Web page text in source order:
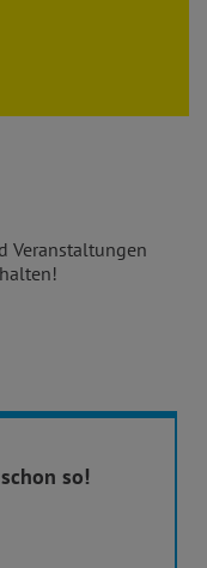
Veranstaltungen
so!